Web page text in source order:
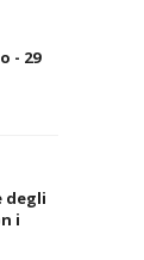
- 29
degli
i